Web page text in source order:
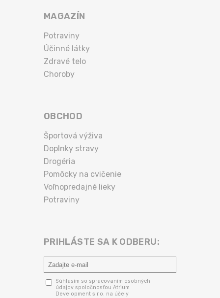
MAGAZÍN
Potraviny
Účinné látky
Zdravé telo
Choroby
OBCHOD
Športová výživa
Doplnky stravy
Drogéria
Pomôcky na cvičenie
Voľnopredajné lieky
Potraviny
PRIHLÁSTE SA K ODBERU:
Súhlasím so spracovaním osobných
údajov spoločnosťou Atrium
Development s.r.o. na účely